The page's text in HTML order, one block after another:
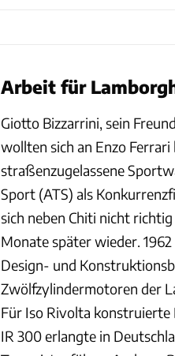
Arbeit für
Giotto Bizzarrini, sein
wollten sich an Enzo
straßenzugelassene
Sport (ATS) als
sich neben Chiti nicht
Monate später wieder.
Design- und
Zwölfzylindermotoren der
Für Iso Rivolta konstruierte
IR 300 erlangte in